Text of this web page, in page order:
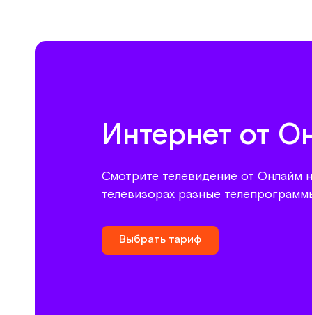
Интернет от
Смотрите телевидение от Онлайм
телевизорах разные
Выбрать тариф